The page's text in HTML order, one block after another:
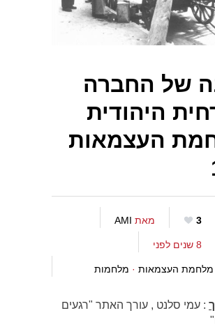
של החברה
היהודית
העצמאות
3 מאת AMI
8 שנים לפני
מלחמת העצמאות · מלחמות
: עמי סלנט , עורך האתר "רגעים